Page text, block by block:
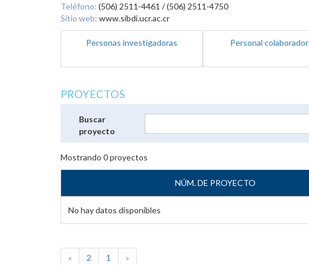
Teléfono: (506) 2511-4461 / (506) 2511-4750
Sitio web: www.sibdi.ucr.ac.cr
Personas investigadoras Personal colaborador
PROYECTOS
Buscar
proyecto
Mostrando 0proyectos
NÚM. DE PROYECTO
No hay datos disponibles
« 2 1 »